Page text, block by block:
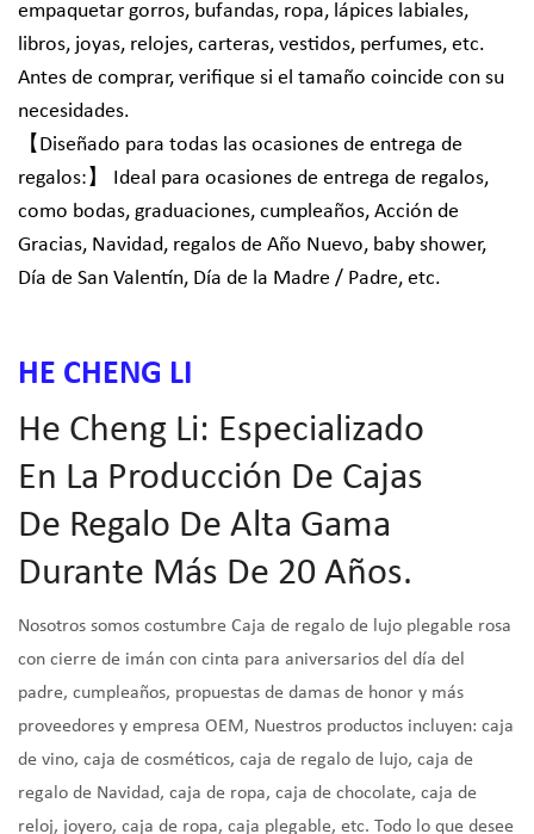
empaquetar gorros, bufandas, ropa, lápices labiales,
libros, joyas, relojes, carteras, vestidos, perfumes, etc.
Antes de comprar, verifique si el tamaño coincide con su
necesidades.
【Diseñado para todas las ocasiones de entrega de
regalos:】 Ideal para ocasiones de entrega de regalos,
como bodas, graduaciones, cumpleaños, Acción de
Gracias, Navidad, regalos de Año Nuevo, baby shower,
Día de San Valentín, Día de la Madre / Padre, etc.
HE CHENG LI
He Cheng Li: Especializado
En La Producción De Cajas
De Regalo De Alta Gama
Durante Más De 20 Años.
Nosotros somos costumbre Caja de regalo de lujo plegable rosa
con cierre de imán con cinta para aniversarios del día del
padre, cumpleaños, propuestas de damas de honor y más
proveedores y empresa OEM , Nuestros productos incluyen: caja
de vino, caja de cosméticos, caja de regalo de lujo, caja de
regalo de Navidad, caja de ropa, caja de chocolate, caja de
reloj, joyero, caja de ropa, caja plegable, etc. Todo lo que desee